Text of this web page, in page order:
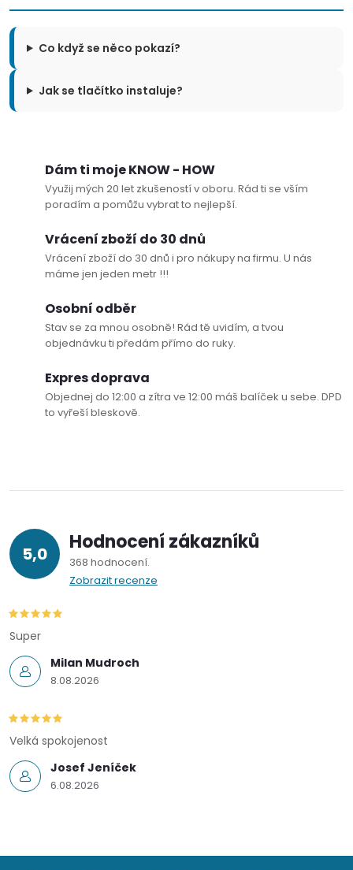
Co když se něco pokazí?
Jak se tlačítko instaluje?
Dám ti moje KNOW - HOW
Využij mých 20 let zkušeností v oboru. Rád ti se vším
poradím a pomůžu vybrat to nejlepší.
Vrácení zboží do 30 dnů
Vrácení zboží do 30 dnů i pro nákupy na firmu. U nás
máme jen jeden metr !!!
Osobní odběr
Stav se za mnou osobně! Rád tě uvidím, a tvou
objednávku ti předám přímo do ruky.
Expres doprava
Objednej do 12:00 a zítra ve 12:00 máš balíček u sebe. DPD
to vyřeší bleskově.
5,0 Hodnocení zákazníků
368 hodnocení
Zobrazit recenze
Milan Mudroch
8.08.2026
Super
Josef Jeníček
6.08.2026
Velká spokojenost